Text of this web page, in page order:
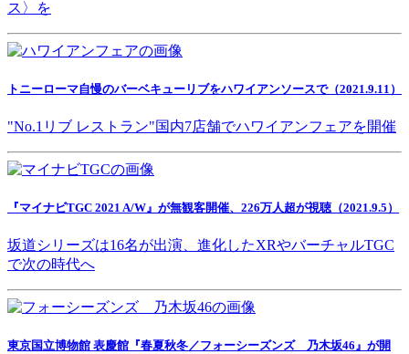
ス〉を
トニーローマ自慢のバーベキューリブをハワイアンソースで（2021.9.11）
"No.1リブ レストラン"国内7店舗でハワイアンフェアを開催
『マイナビTGC 2021 A/W』が無観客開催、226万人超が視聴（2021.9.5）
坂道シリーズは16名が出演、進化したXRやバーチャルTGC
で次の時代へ
東京国立博物館 表慶館『春夏秋冬／フォーシーズンズ 乃木坂46』が開